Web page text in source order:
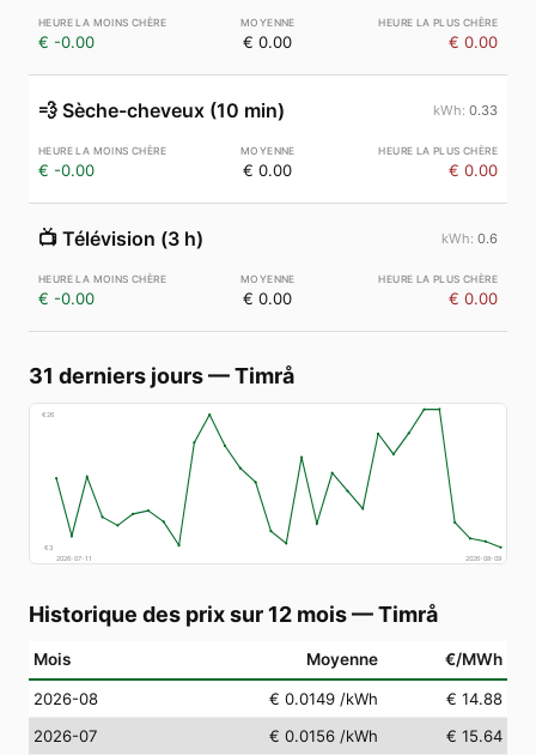
€ -0.00 € 0.00 € 0.00
💨 Sèche-cheveux (10 min) 0.33
€ -0.00 € 0.00 € 0.00
📺 Télévision (3 h) 0.6
€ -0.00 € 0.00 € 0.00
31 derniers jours—Timrå
€26
€3
2026-07-11
2026-08-09
Historique des prix sur 12 mois—Timrå
Mois Moyenne €/MWh
2026-08 € 0.0149 /kWh
€ 14.88
2026-07
€ 0.0156 /kWh
€ 15.64